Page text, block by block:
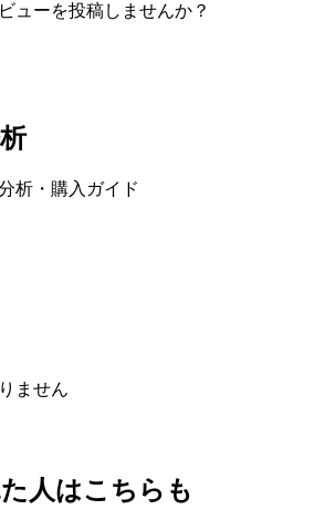
ューを投稿しませんか？
析・購入ガイド
ません
人はこちらも